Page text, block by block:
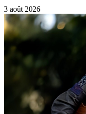
3 août 2026